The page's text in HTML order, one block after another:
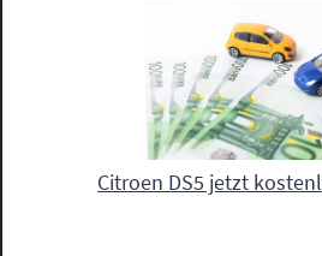
Citroen DS5 jetzt